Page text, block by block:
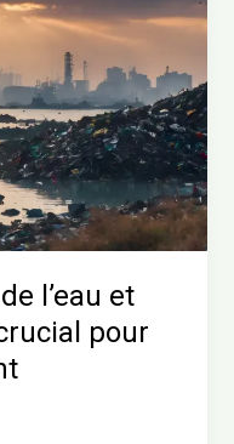
l’eau et
pour